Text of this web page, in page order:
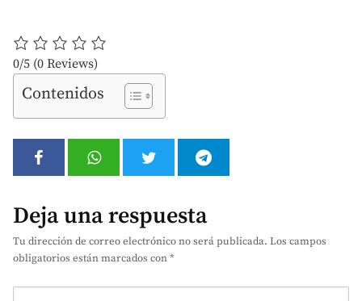
0/5 (0 Reviews)
Contenidos
Deja una respuesta
Tu dirección de correo electrónico no será publicada. Los campos
obligatorios están marcados con*